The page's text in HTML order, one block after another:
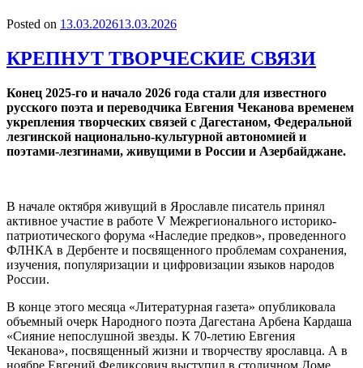
Posted on 13.03.202613.03.2026
КРЕПНУТ ТВОРЧЕСКИЕ СВЯЗИ
Конец 2025-го и начало 2026 года стали для известного
русского поэта и переводчика Евгения Чеканова временем
укрепления творческих связей с Дагестаном, Федеральной
лезгинской национально-культурной автономией и
поэтами-лезгинами, живущими в России и Азербайджане.
В начале октября живущий в Ярославле писатель принял
активное участие в работе V Межрегионального историко-
патриотического форума «Наследие предков», проведенного
ФЛНКА в Дербенте и посвященного проблемам сохранения,
изучения, популяризации и цифровизации языков народов
России.
В конце этого месяца «Литературная газета» опубликовала
объемный очерк Народного поэта Дагестана Арбена Кардаша
«Сияние непослушной звезды. К 70-летию Евгения
Чеканова», посвященный жизни и творчеству ярославца. А в
ноябре Евгений Феликсович выступил в столичном Доме